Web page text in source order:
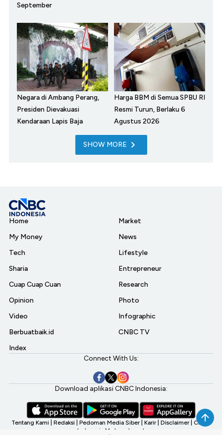
September
Negara di Ambang Perang,
Presiden Dievakuasi
Kendaraan Lapis Baja
Harga BBM di Semua SPBU RI
Resmi Turun, Berlaku 6
Agustus 2026
SHOW MORE
Home
My Money
Tech
Sharia
Cuap Cuap Cuan
Opinion
Video
Berbuatbaik.id
Index
Market
News
Lifestyle
Entrepreneur
Research
Photo
Infographic
CNBC TV
Connect With Us:
Download aplikasi CNBC Indonesia:
Tentang Kami Redaksi Pedoman Media Siber Karir Disclaimer CNBC
Indonesia My Investment